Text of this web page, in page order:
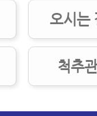
제 통과
오시는
척추